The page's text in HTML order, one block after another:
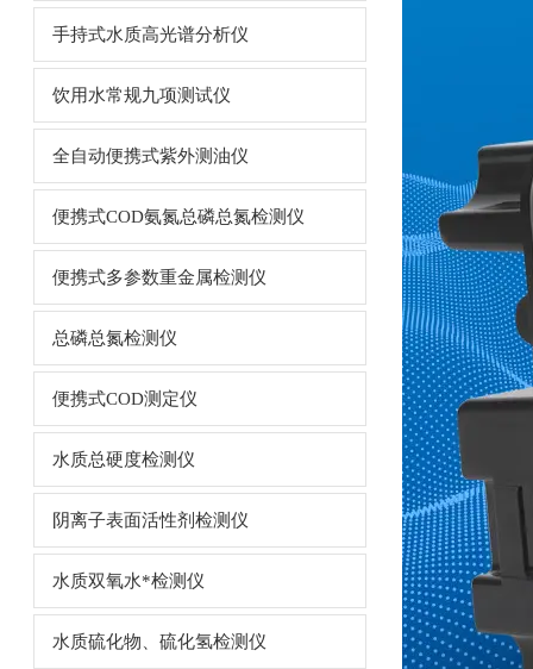
手持式水质高光谱分析仪
饮用水常规九项测试仪
全自动便携式紫外测油仪
便携式COD氨氮总磷总氮检测仪
便携式多参数重金属检测仪
总磷总氮检测仪
便携式COD测定仪
水质总硬度检测仪
阴离子表面活性剂检测仪
水质双氧水*检测仪
水质硫化物、硫化氢检测仪